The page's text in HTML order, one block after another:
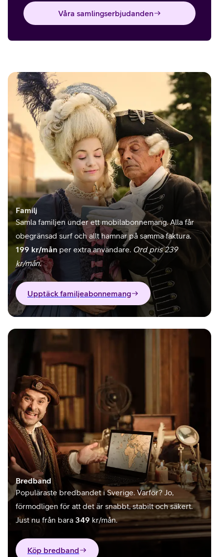
Våra samlingserbjudanden
Familj
Samla familjen under ett mobilabonnemang. Alla får
obegränsad surf och allt hamnar på samma faktura.
199 kr/mån per extra användare. Ord pris 239
kr/mån.
Upptäck familjeabonnemang
Bredband
Populäraste bredbandet i Sverige. Varför? Jo,
förmodligen för att det är snabbt, stabilt och säkert.
Just nu från bara 349 kr/mån.
Köp bredband